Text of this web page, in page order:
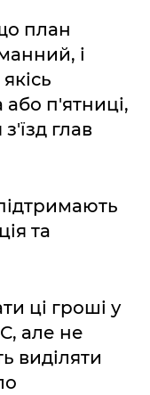
план
і
або п'ятниці,
глав
та
ці гроші у
але не
виділяти